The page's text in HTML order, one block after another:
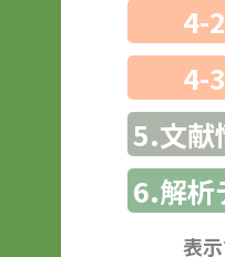
4-
4-
5.文献
6.解析
表